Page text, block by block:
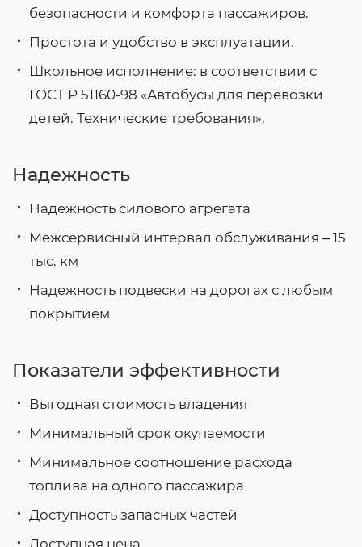
безопасности и комфорта пассажиров.
Простота и удобство в эксплуатации.
Школьное исполнение: в соответствии с
ГОСТ Р 51160-98 «Автобусы для перевозки
детей. Технические требования».
Надежность
Надежность силового агрегата
Межсервисный интервал обслуживания ‒ 15
тыс. км
Надежность подвески на дорогах с любым
покрытием
Показатели эффективности
Выгодная стоимость владения
Минимальный срок окупаемости
Минимальное соотношение расхода
топлива на одного пассажира
Доступность запасных частей
Доступная цена